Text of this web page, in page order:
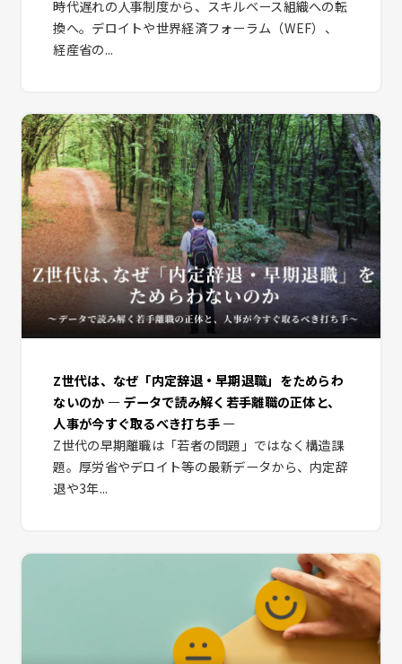
時代遅れの人事制度から、スキルベース組織への転
換へ。デロイトや世界経済フォーラム（WEF）、
経産省の...
Z世代は、なぜ「内定辞退・早期退職」をためらわ
ないのか ― データで読み解く若手離職の正体と、
人事が今すぐ取るべき打ち手 ―
Z世代の早期離職は「若者の問題」ではなく構造課
題。厚労省やデロイト等の最新データから、内定辞
退や3年...